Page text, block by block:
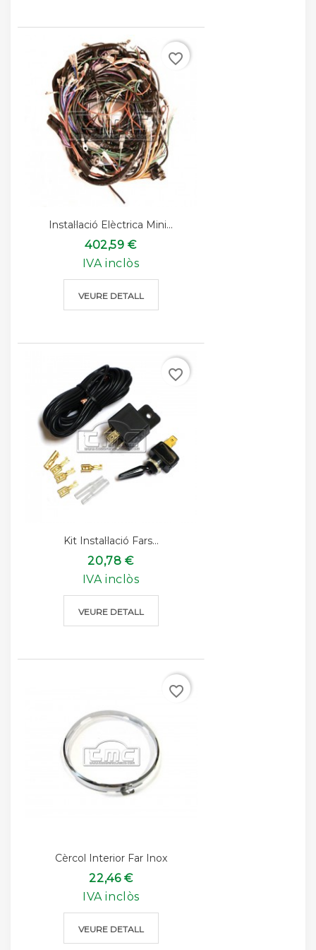
Instal·lació Elèctrica Mini...
402,59 €
IVA inclòs
VEURE DETALL
favorite_border
Kit Instal·lació Fars...
20,78 €
IVA inclòs
VEURE DETALL
favorite_border
Cèrcol Interior Far Inox
22,46 €
IVA inclòs
VEURE DETALL
favorite_border